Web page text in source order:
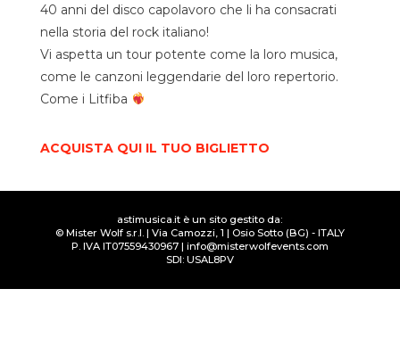
40 anni del disco capolavoro che li ha consacrati
nella storia del rock italiano!
Vi aspetta un tour potente come la loro musica,
come le canzoni leggendarie del loro repertorio.
Come i Litfiba
ACQUISTA QUI IL TUO BIGLIETTO
astimusica.it è un sito gestito da:
© Mister Wolf s.r.l. | Via Camozzi, 1 | Osio Sotto (BG) - ITALY
P. IVA IT07559430967| info@misterwolfevents.com
SDI: USAL8PV